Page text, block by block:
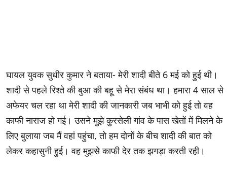
घायल युवक सुधीर कुमार ने बताया- मेरी शादी बीते 6 मई को हुई थी।
शादी से पहले रिश्ते की बुआ की बहू से मेरा संबंध था। हमारा 4 साल से
अफेयर चल रहा था मेरी शादी की जानकारी जब भाभी को हुई तो वह
काफी नाराज हो गई। उसने मुझे कुरसेली गांव के पास खेतों में मिलने के
लिए बुलाया जब मैं वहां पहुंचा, तो हम दोनों के बीच शादी की बात को
लेकर कहासुनी हुई। वह मुझसे काफी देर तक झगड़ा करती रही।